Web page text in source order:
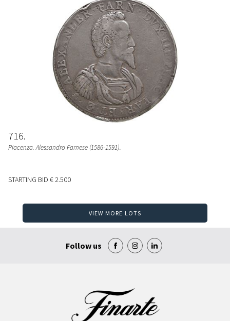
716
Piacenza. Alessandro Farnese (1586-1591).
STARTING BID € 2.500
VIEW MORE LOTS
Follow us